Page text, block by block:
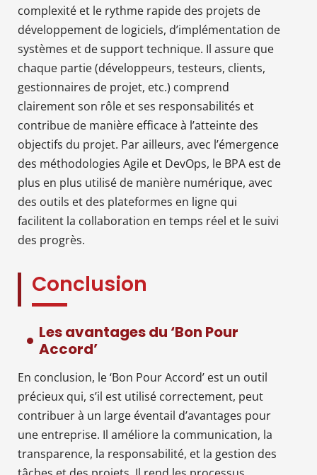
complexité et le rythme rapide des projets de
développement de logiciels, d’implémentation de
systèmes et de support technique. Il assure que
chaque partie (développeurs, testeurs, clients,
gestionnaires de projet, etc.) comprend
clairement son rôle et ses responsabilités et
contribue de manière efficace à l’atteinte des
objectifs du projet. Par ailleurs, avec l’émergence
des méthodologies Agile et DevOps, le BPA est de
plus en plus utilisé de manière numérique, avec
des outils et des plateformes en ligne qui
facilitent la collaboration en temps réel et le suivi
des progrès.
Conclusion
Les avantages du ‘Bon Pour
Accord’
En conclusion, le ‘Bon Pour Accord’ est un outil
précieux qui, s’il est utilisé correctement, peut
contribuer à un large éventail d’avantages pour
une entreprise. Il améliore la communication, la
transparence, la responsabilité, et la gestion des